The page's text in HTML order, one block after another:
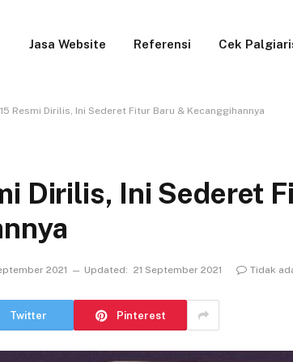
Jasa Website Referensi Cek
15 Resmi Dirilis, Ini Sederet Fitur Baru & Kecanggihannya
Dirilis, Ini Sederet
2021 Updated: 21 September 2021 Tidak
Twitter Pinterest